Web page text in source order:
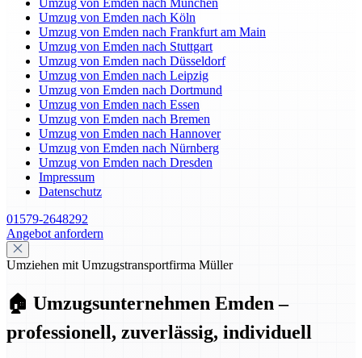
Umzug von Emden nach München
Umzug von Emden nach Köln
Umzug von Emden nach Frankfurt am Main
Umzug von Emden nach Stuttgart
Umzug von Emden nach Düsseldorf
Umzug von Emden nach Leipzig
Umzug von Emden nach Dortmund
Umzug von Emden nach Essen
Umzug von Emden nach Bremen
Umzug von Emden nach Hannover
Umzug von Emden nach Nürnberg
Umzug von Emden nach Dresden
Impressum
Datenschutz
01579-2648292
Angebot anfordern
Umziehen mit Umzugstransportfirma Müller
🏠 Umzugsunternehmen Emden –
professionell, zuverlässig, individuell